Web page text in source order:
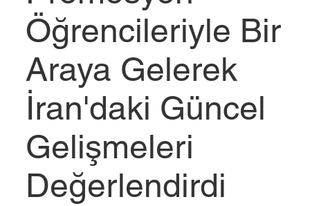
Öğrencileriyle Bir
Araya Gelerek
İran'daki Güncel
Gelişmeleri
Değerlendirdi